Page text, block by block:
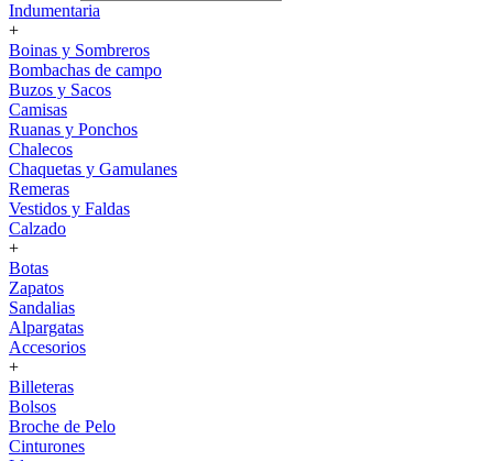
Indumentaria
+
Boinas y Sombreros
Bombachas de campo
Buzos y Sacos
Camisas
Ruanas y Ponchos
Chalecos
Chaquetas y Gamulanes
Remeras
Vestidos y Faldas
Calzado
+
Botas
Zapatos
Sandalias
Alpargatas
Accesorios
+
Billeteras
Bolsos
Broche de Pelo
Cinturones